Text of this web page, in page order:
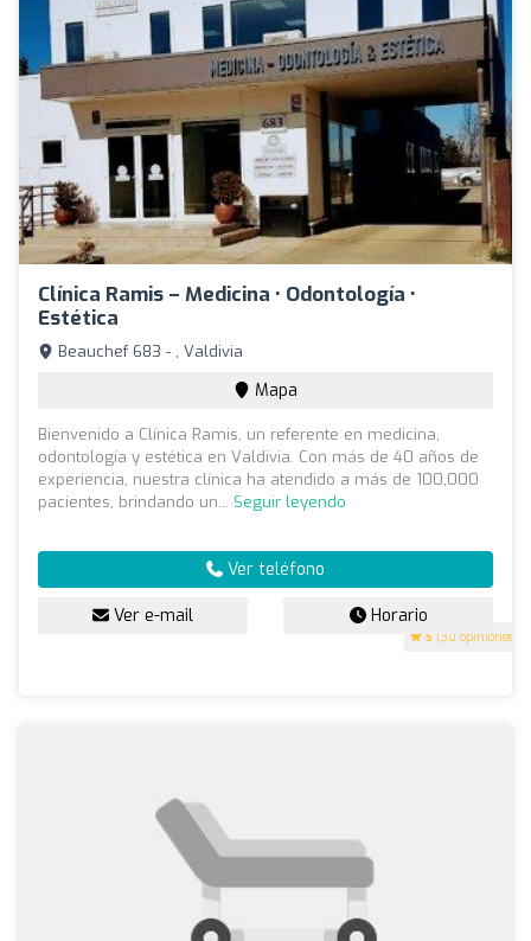
Clínica Ramis – Medicina • Odontología •
Estética
5 (30 opiniones)
Beauchef 683 - , Valdivia
Mapa
Bienvenido a Clínica Ramis, un referente en medicina,
odontología y estética en Valdivia. Con más de 40 años de
experiencia, nuestra clínica ha atendido a más de 100,000
pacientes, brindando un... Seguir leyendo
Ver teléfono
Ver e-mail Horario